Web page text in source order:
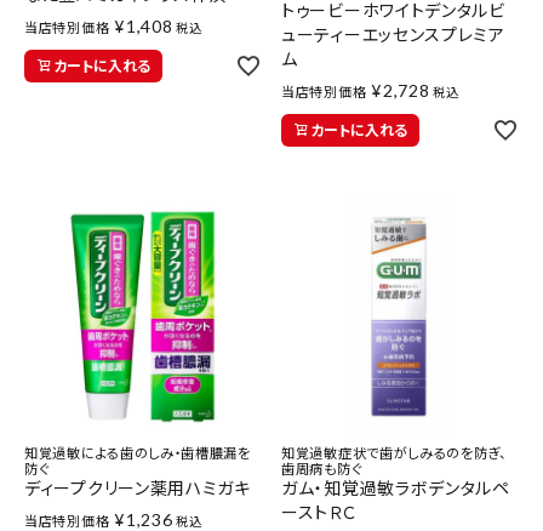
当店特別価格 ¥1,408 税込
カートに入れる
トゥービーホワイトデンタルビ
ューティーエッセンスプレミア
ム
当店特別価格 ¥2,728 税込
カートに入れる
知覚過敏による歯のしみ・歯槽膿漏を
防ぐ
ディープクリーン薬用ハミガキ
当店特別価格 ¥1,236 税込
知覚過敏症状で歯がしみるのを防ぎ、
歯周病も防ぐ
ガム・知覚過敏ラボデンタルペ
ーストＲＣ